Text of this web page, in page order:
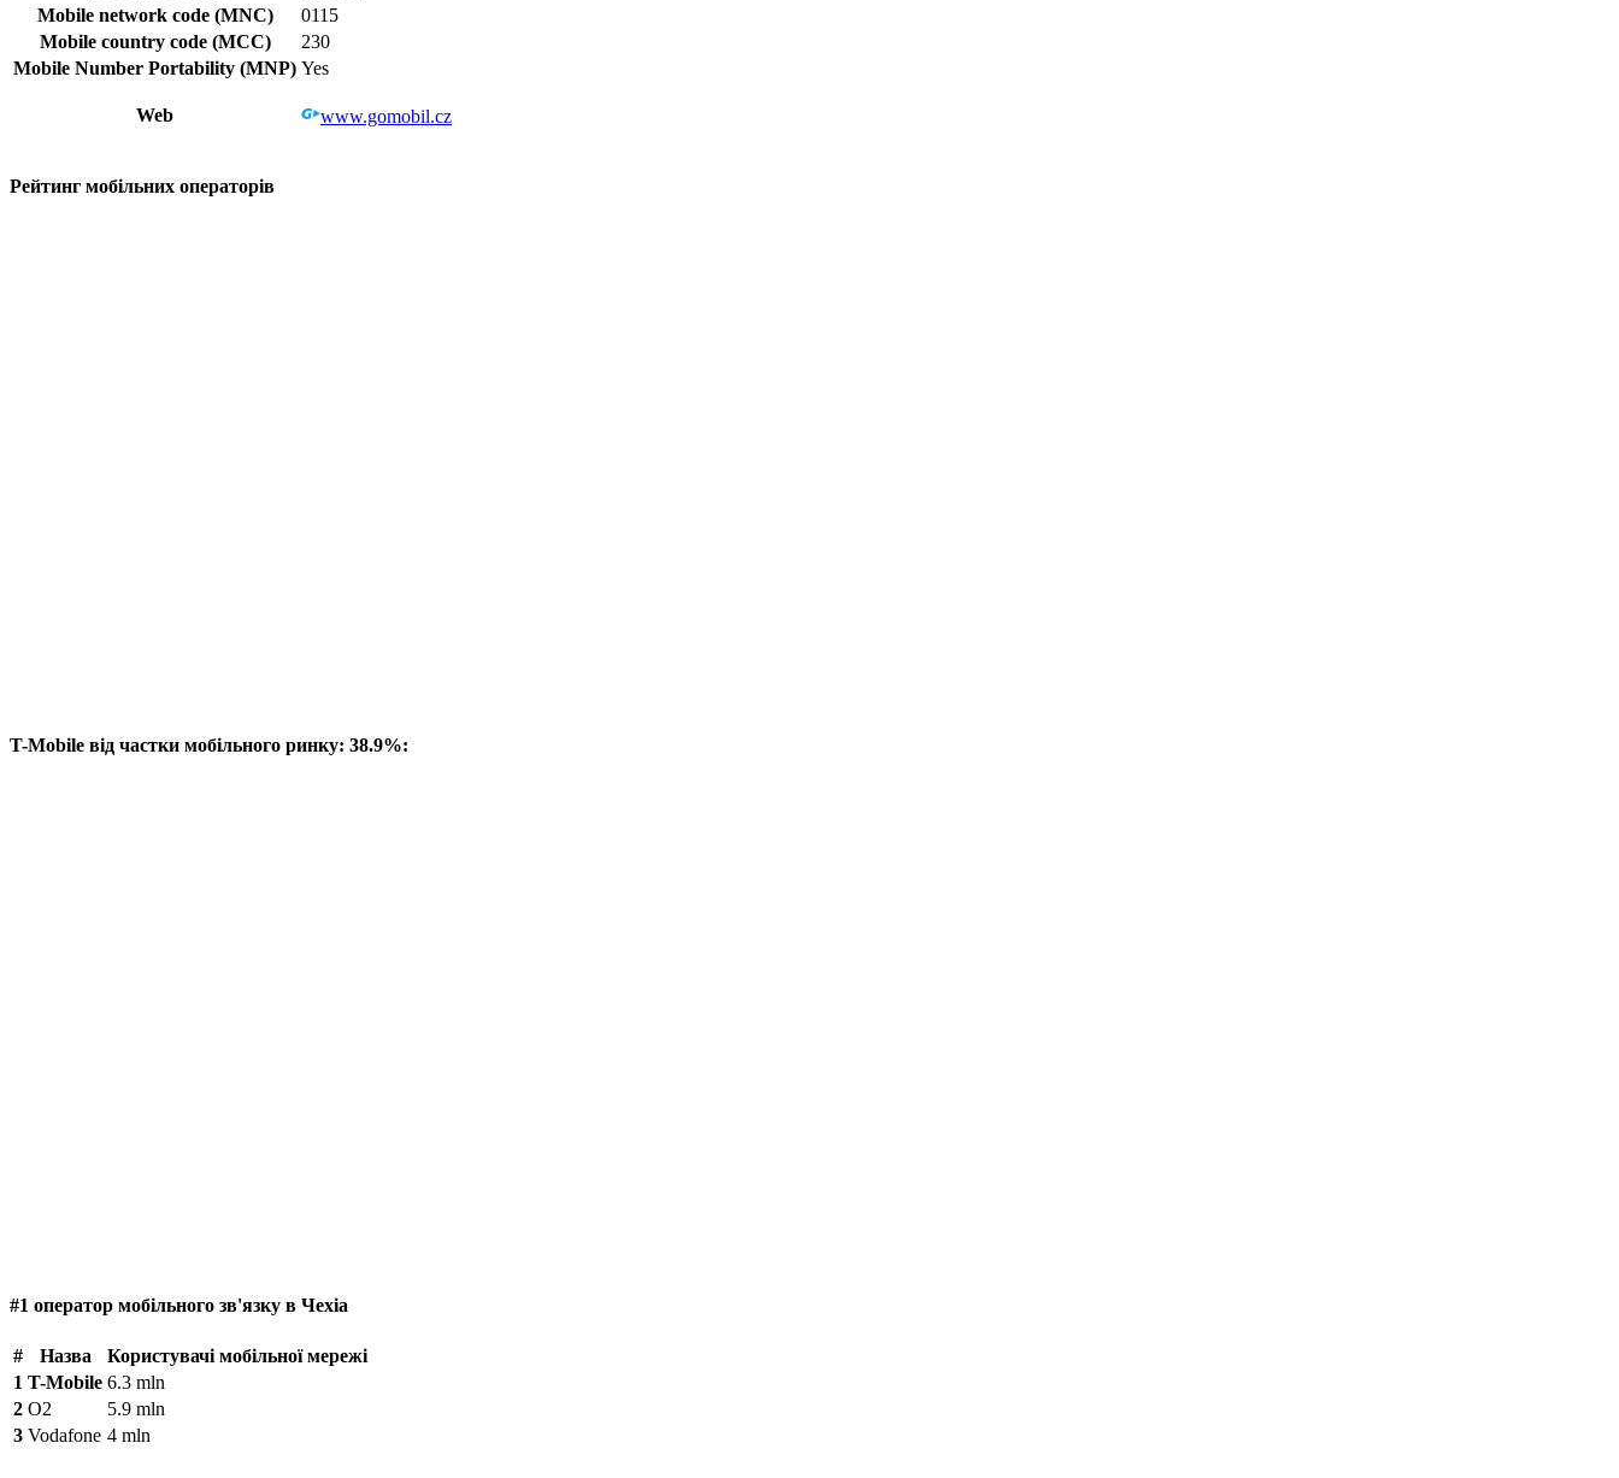
Mobile network code (MNC)
0115
Mobile country code (MCC)
230
Mobile Number Portability (MNP) Yes
Web www.gomobil.cz
Рейтинг мобільних операторів
T-Mobile від частки мобільного ринку: 38.9%:
#1 оператор мобільного зв'язку в Чехіа
# Назва
Користувачі мобільної мережі
1 T-Mobile 6.3 mln
2 O2
5.9 mln
3 Vodafone 4 mln